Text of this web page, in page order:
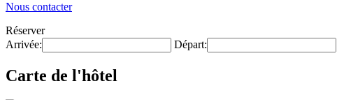
Nous contacter
Réserver
Arrivée:
Départ:
Carte de l'hôtel